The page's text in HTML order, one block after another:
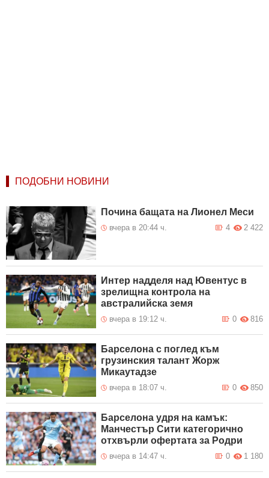
ПОДОБНИ НОВИНИ
Почина бащата на Лионел Меси
вчера в 20:44 ч. 2 422
4
Интер надделя над Ювентус в
зрелищна контрола на
австралийска земя
вчера в 19:12 ч. 816
0
Барселона с поглед към
грузинския талант Жорж
Микаутадзе
вчера в 18:07 ч. 850
0
Барселона удря на камък:
Манчестър Сити категорично
отхвърли офертата за Родри
вчера в 14:47 ч. 1 180
0